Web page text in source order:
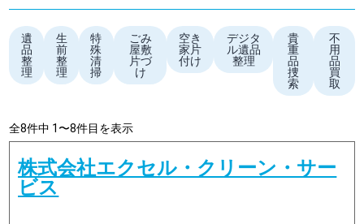
遺
品
整
理
生
前
整
理
特
殊
清
掃
ごみ
屋敷
片づ
け
空き
家片
付け
デジタ
ル遺品
整理
貴
重
品
捜
索
不
用
品
買
取
全8件中 1〜8件目を表示
株式会社エクセル・クリーン・サー
ビス